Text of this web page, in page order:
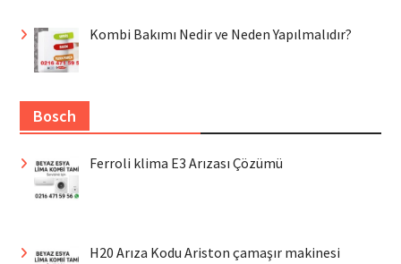
Kombi Bakımı Nedir ve Neden Yapılmalıdır?
Bosch
Ferroli klima E3 Arızası Çözümü
H20 Arıza Kodu Ariston çamaşır makinesi